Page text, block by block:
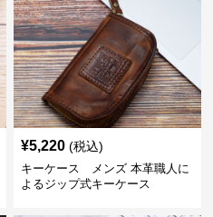
¥5,220 (税込)
キーケース メンズ 本革職人に
よるジップ式キーケース